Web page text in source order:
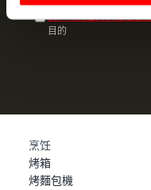
Identificare il
attivamente alla
Utilizziamo i cookie per
usufruire del servizio
我声明我已阅读过信息
目的
烹饪
烤箱
烤麵包機